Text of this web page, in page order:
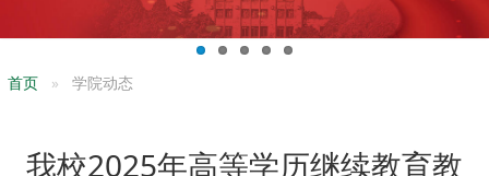
首页 学院动态
我校2025年高等学历继续教育教